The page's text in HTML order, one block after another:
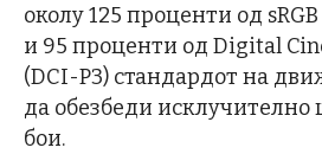
околу 125 проценти од
и 95 проценти од Digital
(DCI-P3) стандардот на
да обезбеди исклучително
бои.